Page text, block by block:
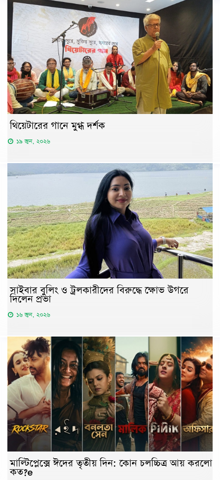
থিয়েটারের গানে মুগ্ধ দর্শক
১৯ জুন, ২০২৬
সাইবার বুলিং ও ট্রলকারীদের বিরুদ্ধে ক্ষোভ উগরে
দিলেন প্রভা
১৬ জুন, ২০২৬
মাল্টিপ্লেক্সে ঈদের তৃতীয় দিন: কোন চলচ্চিত্র আয় করলো
কত?e